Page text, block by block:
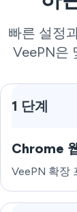
빠른 설정
VeePN은
1 단계
Chrome
VeePN 확장